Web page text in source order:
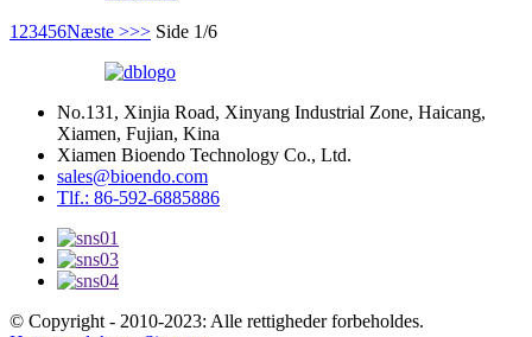
1 23456Næste >>> Side 1/6
No.131, Xinjia Road, Xinyang Industrial Zone, Haicang,
Xiamen, Fujian, Kina
Xiamen Bioendo Technology Co., Ltd.
sales@bioendo.com
Tlf.: 86-592-6885886
© Copyright - 2010-2023: Alle rettigheder forbeholdes.